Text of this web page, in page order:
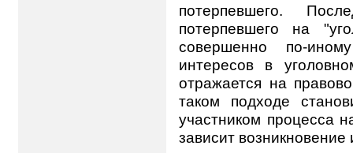
потерпевшего.
потерпевшего на
совершенно по-
интересов в
отражается на
таком подходе
участником процесса
зависит